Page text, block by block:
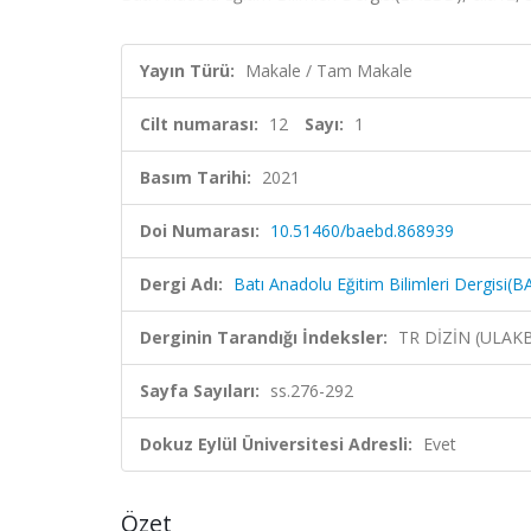
Yayın Türü: Makale / Tam Makale
Cilt numarası: 12 Sayı: 1
Basım Tarihi: 2021
Doi Numarası: 10.51460/baebd.868939
Dergi Adı: Batı Anadolu Eğitim Bilimleri
Derginin Tarandığı İndeksler: TR DİZİN
Sayfa Sayıları: ss.276-292
Dokuz Eylül Üniversitesi Adresli: Evet
Özet